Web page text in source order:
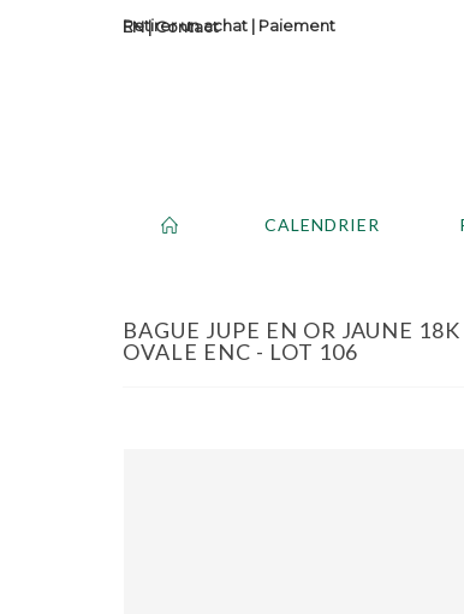
Contact
Retirer un achat | Paiement
CALENDRIER
BAGUE JUPE EN OR JAUNE
OVALE ENC - LOT 106